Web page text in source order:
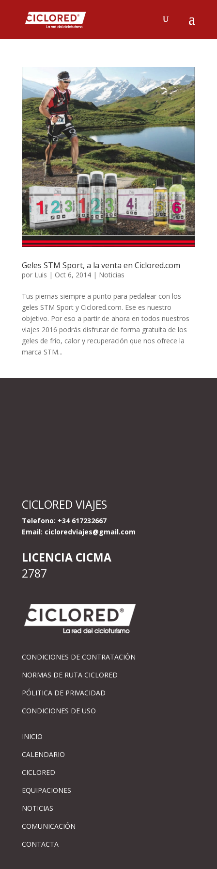
Geles STM Sport, a la venta en Ciclored.com
por Luis | Oct 6, 2014| Noticias
Tus piernas siempre a punto para pedalear con los
geles STM Sport y Ciclored.com. Ese es nuestro
objetivo. Por eso a partir de ahora en todos nuestros
viajes 2016 podrás disfrutar de forma gratuita de los
geles de frío, calor y recuperación que nos ofrece la
marca STM...
CICLORED VIAJES
Telefono: +34 617232667
Email: cicloredviajes@gmail.com
LICENCIA CICMA
2787
CONDICIONES DE CONTRATACIÓN
NORMAS DE RUTA CICLORED
PÓLITICA DE PRIVACIDAD
CONDICIONES DE USO
INICIO
CALENDARIO
CICLORED
EQUIPACIONES
NOTICIAS
COMUNICACIÓN
CONTACTA